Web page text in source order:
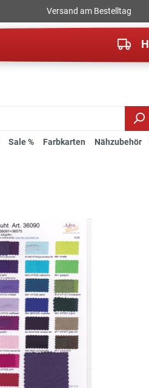
Versand am Bestelltag
Sale % Farbkarten Nähzubehör